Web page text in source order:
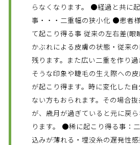
らなくなります。 ●経過と共に
事・・・二重幅の狭小化 ●患者
て起こり得る事 従来の左右差(眼
かぶれによる皮膚の状態・従来
残ります。また広い二重を作り
そうな印象や睫毛の生え際への
が起こり得ます。時に変化した
ない方もおられます。その場合
が、歳月が過ぎていると元に戻
ります。 ●稀に起こり得る事：
込みが薄れる・埋没糸の遅発性